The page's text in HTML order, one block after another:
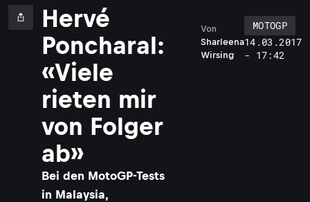
Hervé
Poncharal:
«Viele
rieten mir
von Folger
ab»
Bei den MotoGP-Tests
in Malaysia,
Sharleena
Wirsing
Von
MOTOGP
14.03.2017
- 17:42